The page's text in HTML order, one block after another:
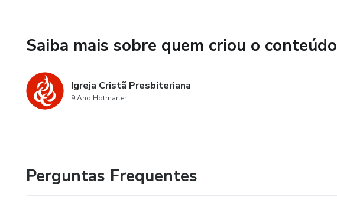
Saiba mais sobre quem criou o conteúdo
Igreja Cristã Presbiteriana
9 Ano Hotmarter
Perguntas Frequentes